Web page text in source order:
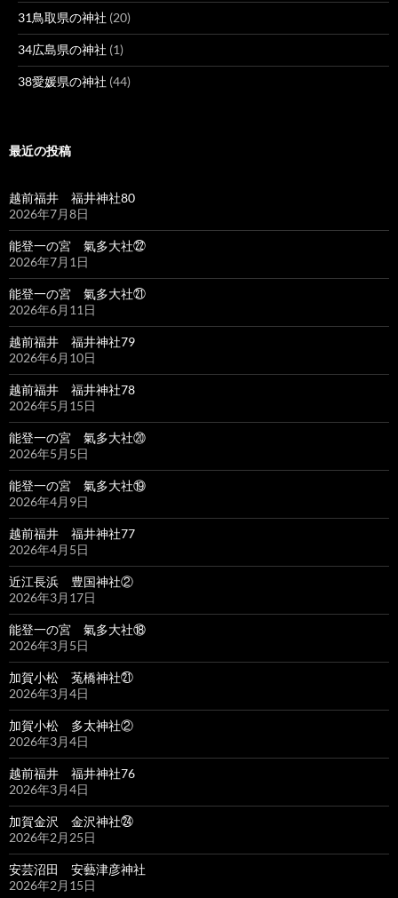
31鳥取県の神社 (20)
34広島県の神社 (1)
38愛媛県の神社 (44)
最近の投稿
越前福井 福井神社80
2026年7月8日
能登一の宮 氣多大社㉒
2026年7月1日
能登一の宮 氣多大社㉑
2026年6月11日
越前福井 福井神社79
2026年6月10日
越前福井 福井神社78
2026年5月15日
能登一の宮 氣多大社⑳
2026年5月5日
能登一の宮 氣多大社⑲
2026年4月9日
越前福井 福井神社77
2026年4月5日
近江長浜 豊国神社②
2026年3月17日
能登一の宮 氣多大社⑱
2026年3月5日
加賀小松 菟橋神社㉑
2026年3月4日
加賀小松 多太神社②
2026年3月4日
越前福井 福井神社76
2026年3月4日
加賀金沢 金沢神社㉔
2026年2月25日
安芸沼田 安藝津彦神社
2026年2月15日